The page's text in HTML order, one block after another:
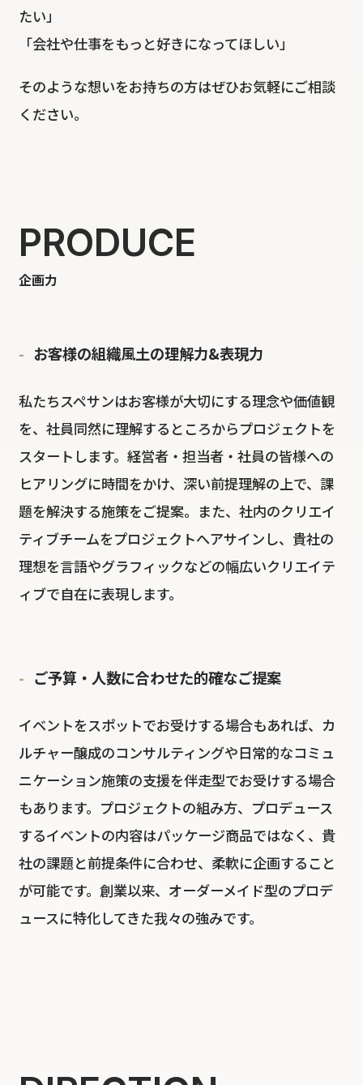
たい」
「会社や仕事をもっと好きになってほしい」
そのような想いをお持ちの方はぜひお気軽にご相談
ください。
PRODUCE
企画力
お客様の組織風土の理解力&表現力
私たちスペサンはお客様が大切にする理念や価値観
を、社員同然に理解するところからプロジェクトを
スタートします。経営者・担当者・社員の皆様への
ヒアリングに時間をかけ、深い前提理解の上で、課
題を解決する施策をご提案。また、社内のクリエイ
ティブチームをプロジェクトへアサインし、貴社の
理想を言語やグラフィックなどの幅広いクリエイテ
ィブで自在に表現します。
ご予算・人数に合わせた的確なご提案
イベントをスポットでお受けする場合もあれば、カ
ルチャー醸成のコンサルティングや日常的なコミュ
ニケーション施策の支援を伴走型でお受けする場合
もあります。プロジェクトの組み方、プロデュース
するイベントの内容はパッケージ商品ではなく、貴
社の課題と前提条件に合わせ、柔軟に企画すること
が可能です。創業以来、オーダーメイド型のプロデ
ュースに特化してきた我々の強みです。